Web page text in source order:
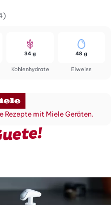
Kohlenhydrate
34 g
Eiweiss
48 g
mit Miele Geräten.